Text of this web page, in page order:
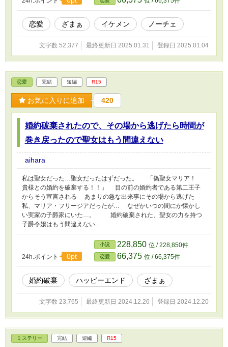
は…？
恋愛 ざまぁ イケメン ノーチェ
文字数 52,377 最終更新日 2025.01.31 登録日 2025.01.04
恋愛 完結 短編 R15
お気に入りに追加 420
婚約破棄されたので、その場から逃げたら時間が
巻き戻ったので聖女はもう間違えない
aihara
私は聖女だった…聖女だったはずだった。 「偽聖女マリア！
貴様との婚約を破棄する！！」 目の前の婚約者である第二王子
からそう宣言される あまりの急な出来事にその場から逃げた
私、マリア・フリージアだったが… なぜかいつの間にか懐かし
い実家の子爵家にいた…。 婚約破棄された、聖女の力を持つ
子爵令嬢はもう間違えない…
24h.ポイント 0pt
小説 228,850 位 / 228,850件
恋愛 66,375 位 / 66,375件
婚約破棄 ハッピーエンド ざまぁ
文字数 23,765 最終更新日 2024.12.26 登録日 2024.12.20
ミステリー 完結 短編 R15